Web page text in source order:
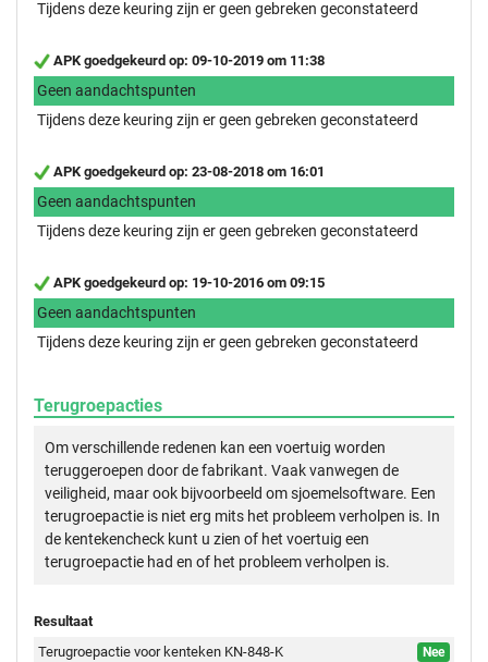
Tijdens deze keuring zijn er geen gebreken geconstateerd
APK goedgekeurd op: 09-10-2019 om 11:38
Geen aandachtspunten
Tijdens deze keuring zijn er geen gebreken geconstateerd
APK goedgekeurd op: 23-08-2018 om 16:01
Geen aandachtspunten
Tijdens deze keuring zijn er geen gebreken geconstateerd
APK goedgekeurd op: 19-10-2016 om 09:15
Geen aandachtspunten
Tijdens deze keuring zijn er geen gebreken geconstateerd
Terugroepacties
Om verschillende redenen kan een voertuig worden
teruggeroepen door de fabrikant. Vaak vanwegen de
veiligheid, maar ook bijvoorbeeld om sjoemelsoftware. Een
terugroepactie is niet erg mits het probleem verholpen is. In
de kentekencheck kunt u zien of het voertuig een
terugroepactie had en of het probleem verholpen is.
Resultaat
Terugroepactie voor kenteken KN-848-K
Nee